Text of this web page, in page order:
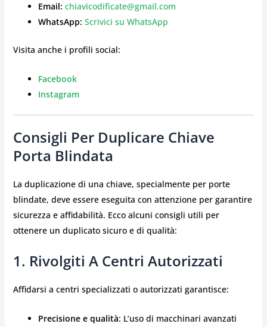
Email: chiavicodificate@gmail.com
WhatsApp: Scrivici su WhatsApp
Visita anche i profili social:
Facebook
Instagram
Consigli Per Duplicare Chiave
Porta Blindata
La duplicazione di una chiave, specialmente per porte
blindate, deve essere eseguita con attenzione per garantire
sicurezza e affidabilità. Ecco alcuni consigli utili per
ottenere un duplicato sicuro e di qualità:
1. Rivolgiti A Centri Autorizzati
Affidarsi a centri specializzati o autorizzati garantisce:
Precisione e qualità: L’uso di macchinari avanzati